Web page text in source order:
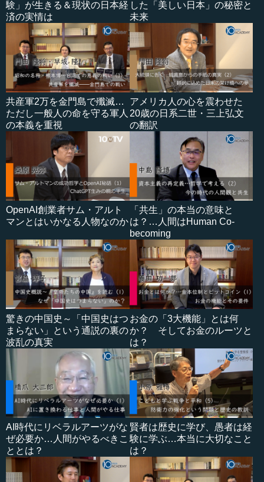
験」が生きる＆現状の日本経
済の実情は
した「美しい日本」の秘密と
未来
共産軍2万を金門島で殲滅…
ただし一般人の命を守る軍人
の本義を重視
アメリカ人の心を震わせた
20歳の日系二世・三上弘文
の翻訳
OpenAI創業者サム・アルト
マンとはいかなる人物なのか
「共生」の本当の意味と
は？…人間はHuman Co-
becoming
驚きの中国史～「中国史はつ
まらない」という通説の裏の
波乱の真実
お金の「3大機能」とは何
か？ そしてお金のルーツと
は？
AI時代にリベラルアーツがな
ぜ必要か…人間がやるべきこ
ととは？
賢者は歴史に学び、愚者は経
験に学ぶ…本当に大切なこと
は？